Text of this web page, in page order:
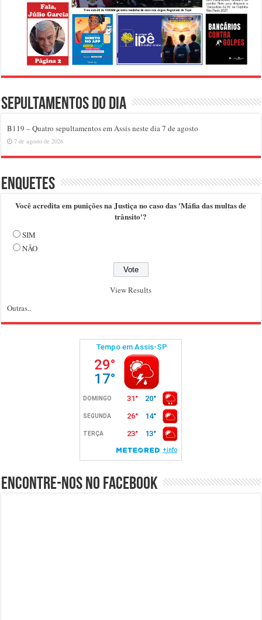
Sepultamentos do dia
B119 – Quatro sepultamentos em Assis neste dia 7 de agosto
7 de agosto de 2026
Enquetes
Você acredita em punições na Justiça no caso das 'Máfia das multas de
trânsito'?
SIM
NÃO
View Results
Outras..
Encontre-nos no Facebook